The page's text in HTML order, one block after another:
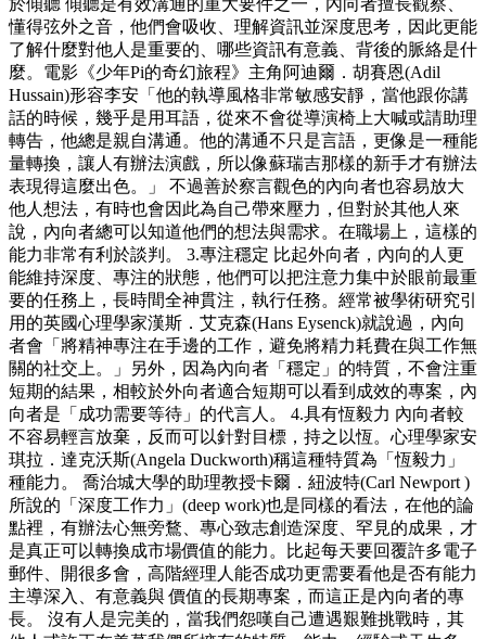
於傾聽 傾聽是有效溝通的重大要件之一，內向者擅長觀察、
懂得弦外之音，他們會吸收、理解資訊並深度思考，因此更能
了解什麼對他人是重要的、哪些資訊有意義、背後的脈絡是什
麼。電影《少年Pi的奇幻旅程》主角阿迪爾．胡賽恩(Adil
Hussain)形容李安「他的執導風格非常敏感安靜，當他跟你講
話的時候，幾乎是用耳語，從來不會從導演椅上大喊或請助理
轉告，他總是親自溝通。他的溝通不只是言語，更像是一種能
量轉換，讓人有辦法演戲，所以像蘇瑞吉那樣的新手才有辦法
表現得這麼出色。」 不過善於察言觀色的內向者也容易放大
他人想法，有時也會因此為自己帶來壓力，但對於其他人來
說，內向者總可以知道他們的想法與需求。在職場上，這樣的
能力非常有利於談判。 3.專注穩定 比起外向者，內向的人更
能維持深度、專注的狀態，他們可以把注意力集中於眼前最重
要的任務上，長時間全神貫注，執行任務。經常被學術研究引
用的英國心理學家漢斯．艾克森(Hans Eysenck)就說過，內向
者會「將精神專注在手邊的工作，避免將精力耗費在與工作無
關的社交上。」另外，因為內向者「穩定」的特質，不會注重
短期的結果，相較於外向者適合短期可以看到成效的專案，內
向者是「成功需要等待」的代言人。 4.具有恆毅力 內向者較
不容易輕言放棄，反而可以針對目標，持之以恆。心理學家安
琪拉．達克沃斯(Angela Duckworth)稱這種特質為「恆毅力」
種能力。 喬治城大學的助理教授卡爾．紐波特(Carl Newport )
所說的「深度工作力」(deep work)也是同樣的看法，在他的論
點裡，有辦法心無旁鶩、專心致志創造深度、罕見的成果，才
是真正可以轉換成市場價值的能力。比起每天要回覆許多電子
郵件、開很多會，高階經理人能否成功更需要看他是否有能力
主導深入、有意義與 價值的長期專案，而這正是內向者的專
長。 沒有人是完美的，當我們怨嘆自己遭遇艱難挑戰時，其